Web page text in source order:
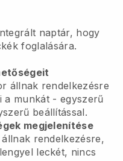
naptár, hogy
foglalására.
állnak rendelkezésre
a munkát - egyszerű
beállítással.
megjelenítése
rendelkezésre,
leckét, nincs